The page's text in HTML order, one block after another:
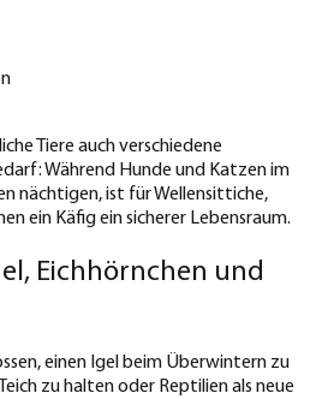
Tiere auch verschiedene
Während Hunde und Katzen im
nächtigen, ist für Wellensittiche,
ein Käfig ein sicherer Lebensraum.
Eichhörnchen und
einen Igel beim Überwintern zu
zu halten oder Reptilien als neue